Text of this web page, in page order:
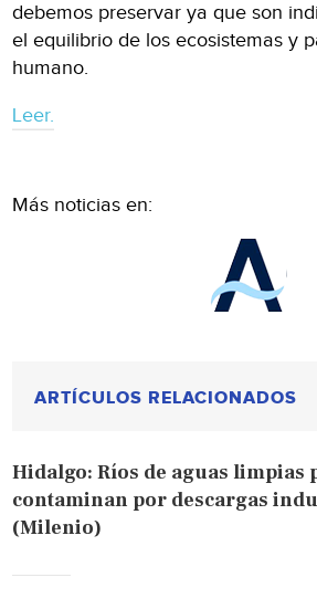
debemos preservar ya que son
el equilibrio de los ecosistemas y
humano.
Leer.
Más noticias en:
ARTÍCULOS RELACIONADOS
Hidalgo: Ríos de aguas limpias
contaminan por descargas
(Milenio)